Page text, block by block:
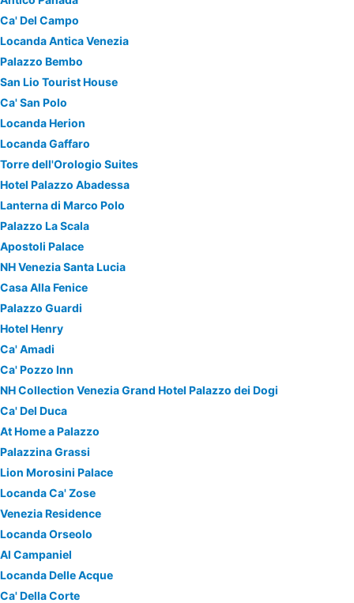
Ca' Del Campo
Locanda Antica Venezia
Palazzo Bembo
San Lio Tourist House
Ca' San Polo
Locanda Herion
Locanda Gaffaro
Torre dell'Orologio Suites
Hotel Palazzo Abadessa
Lanterna di Marco Polo
Palazzo La Scala
Apostoli Palace
NH Venezia Santa Lucia
Casa Alla Fenice
Palazzo Guardi
Hotel Henry
Ca' Amadi
Ca' Pozzo Inn
NH Collection Venezia Grand Hotel Palazzo dei Dogi
Ca' Del Duca
At Home a Palazzo
Palazzina Grassi
Lion Morosini Palace
Locanda Ca' Zose
Venezia Residence
Locanda Orseolo
Al Campaniel
Locanda Delle Acque
Ca' Della Corte